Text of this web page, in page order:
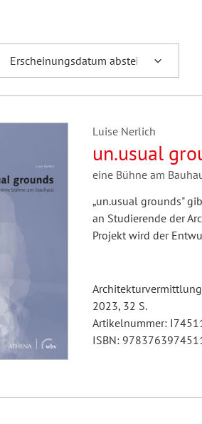
Luise Nerlich
un.usual
eine Bühne am
„un.usual grounds"
an Studierende der
Projekt wird der
2023, 32 S.
Artikelnummer:
ISBN: